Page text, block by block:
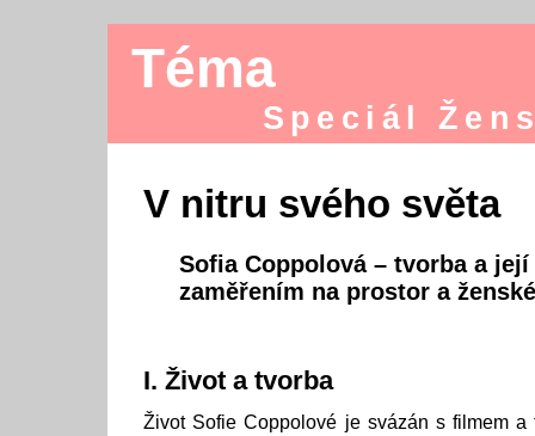
Téma
Speciál
V nitru svého světa
Sofia Coppolová – tvorba a její
zaměřením na prostor a
I. Život a tvorba
Život Sofie Coppolové je svázán s filmem a